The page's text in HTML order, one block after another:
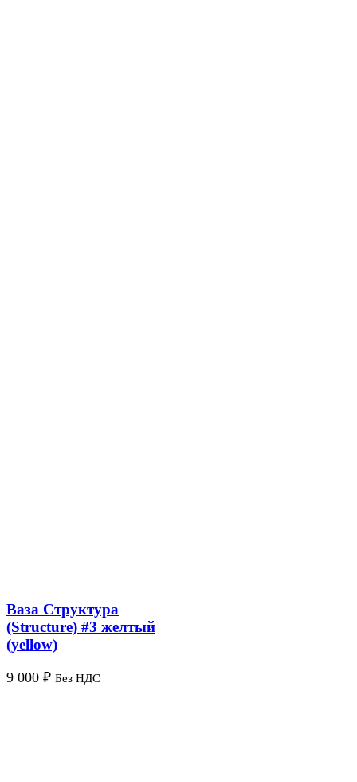
Ваза Структура
(Structure) #3 желтый
(yellow)
9 000 ₽ Без НДС